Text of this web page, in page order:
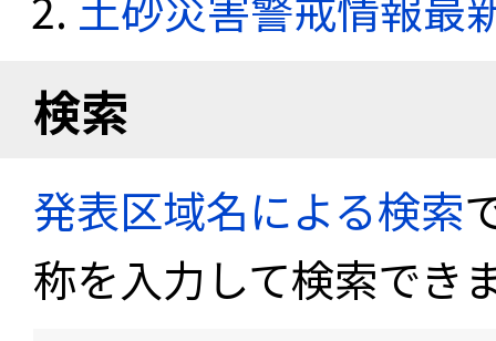
検索
発表区域名による検索
称を入力して検索でき